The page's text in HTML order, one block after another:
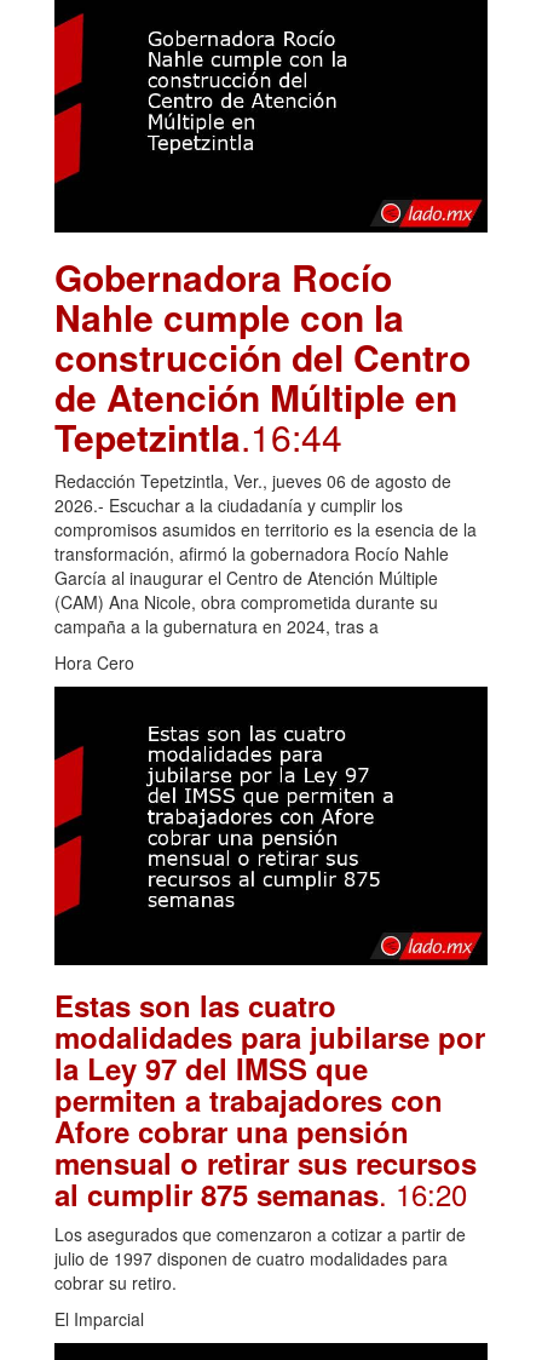
Gobernadora Rocío
Nahle cumple con la
construcción del Centro
de Atención Múltiple en
Tepetzintla.16:44
Redacción Tepetzintla, Ver., jueves 06 de agosto de
2026.- Escuchar a la ciudadanía y cumplir los
compromisos asumidos en territorio es la esencia de la
transformación, afirmó la gobernadora Rocío Nahle
García al inaugurar el Centro de Atención Múltiple
(CAM) Ana Nicole, obra comprometida durante su
campaña a la gubernatura en 2024, tras a
Hora Cero
Estas son las cuatro
modalidades para jubilarse por
la Ley 97 del IMSS que
permiten a trabajadores con
Afore cobrar una pensión
mensual o retirar sus recursos
al cumplir 875 semanas. 16:20
Los asegurados que comenzaron a cotizar a partir de
julio de 1997 disponen de cuatro modalidades para
cobrar su retiro.
El Imparcial